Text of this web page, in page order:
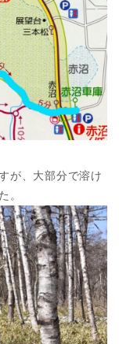
が、大部分で溶け
。